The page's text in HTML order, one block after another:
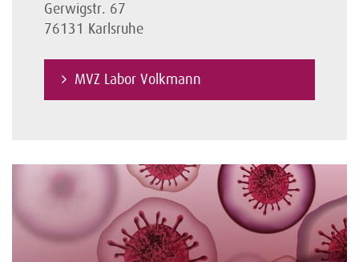
Gerwigstr. 67
76131 Karlsruhe
MVZ Labor Volkmann